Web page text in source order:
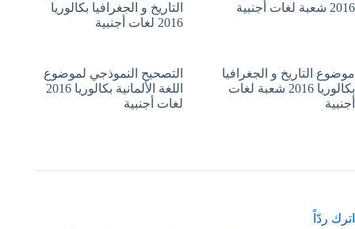
2016 شعبة لغات أجنبية
التاريخ و الجغرافيا بكالوريا
2016 لغات أجنبية
موضوع التاريخ و الجغرافيا
بكالوريا 2016 شعبة لغات
أجنبية
التصحيح النموذجي لموضوع
اللغة الألمانية بكالوريا 2016
لغات أجنبية
اترك ردّاً